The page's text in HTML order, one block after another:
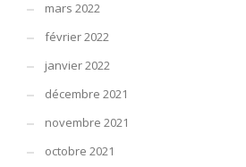
mars 2022
février 2022
janvier 2022
décembre 2021
novembre 2021
octobre 2021